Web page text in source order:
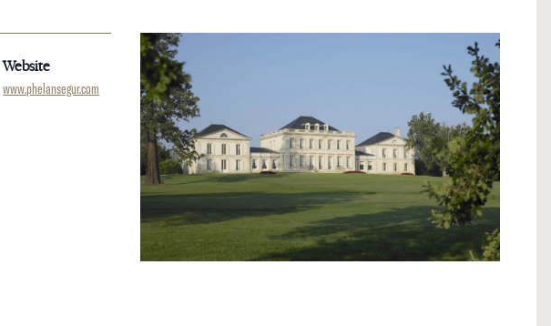
Website
www.phelansegur.com